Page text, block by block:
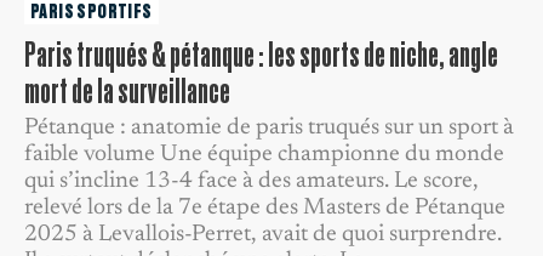
PARIS SPORTIFS
Paris truqués & pétanque : les sports de niche, angle
mort de la surveillance
Pétanque : anatomie de paris truqués sur un sport à
faible volume Une équipe championne du monde
qui s’incline 13-4 face à des amateurs. Le score,
relevé lors de la 7e étape des Masters de Pétanque
2025 à Levallois-Perret, avait de quoi surprendre.